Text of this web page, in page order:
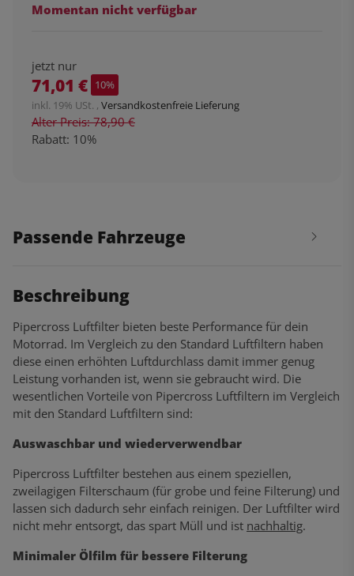
Momentan nicht verfügbar
jetzt nur
71,01 € 10%
inkl. 19% USt. , Versandkostenfreie Lieferung
Alter Preis: 78,90 €
Rabatt: 10%
Passende Fahrzeuge
Beschreibung
Pipercross Luftfilter bieten beste Performance für dein
Motorrad. Im Vergleich zu den Standard Luftfiltern haben
diese einen erhöhten Luftdurchlass damit immer genug
Leistung vorhanden ist, wenn sie gebraucht wird. Die
wesentlichen Vorteile von Pipercross Luftfiltern im Vergleich
mit den Standard Luftfiltern sind:
Auswaschbar und wiederverwendbar
Pipercross Luftfilter bestehen aus einem speziellen,
zweilagigen Filterschaum (für grobe und feine Filterung) und
lassen sich dadurch sehr einfach reinigen. Der Luftfilter wird
nicht mehr entsorgt, das spart Müll und ist nachhaltig.
Minimaler Ölfilm für bessere Filterung